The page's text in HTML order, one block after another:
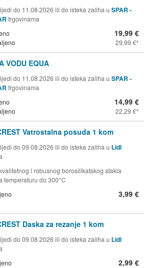
do 11.08.2026 ili do isteka zaliha u SPAR -
trgovinama
19,99 €
29,99 €
VODU EQUA
do 11.08.2026 ili do isteka zaliha u SPAR -
trgovinama
14,99 €
22,29 €
Vatrostalna posuda 1 kom
do 09.08.2026 ili do isteka zaliha u Lidl
i robusnog borosilikatskog stakla
temperaturu do 300°C
3,99 €
Daska za rezanje 1 kom
do 09.08.2026 ili do isteka zaliha u Lidl
2,99 €